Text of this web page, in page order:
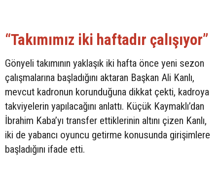
“Takımımız iki haftadır çalışıyor”
Gönyeli takımının yaklaşık iki hafta önce yeni sezon
çalışmalarına başladığını aktaran Başkan Ali Kanlı,
mevcut kadronun korunduğuna dikkat çekti, kadroya
takviyelerin yapılacağını anlattı. Küçük Kaymaklı’dan
İbrahim Kaba’yı transfer ettiklerinin altını çizen Kanlı,
iki de yabancı oyuncu getirme konusunda girişimlere
başladığını ifade etti.